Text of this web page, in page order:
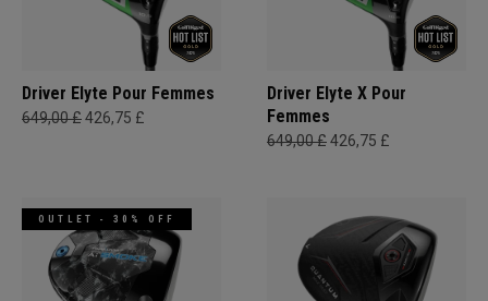
Driver Elyte Pour Femmes
649,00 £426,75 £
Driver Elyte X Pour
Femmes
649,00 £426,75 £
OUTLET - 30% OFF